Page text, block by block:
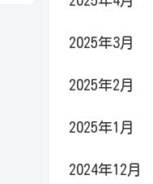
2025年3月
2025年2月
2025年1月
2024年12月